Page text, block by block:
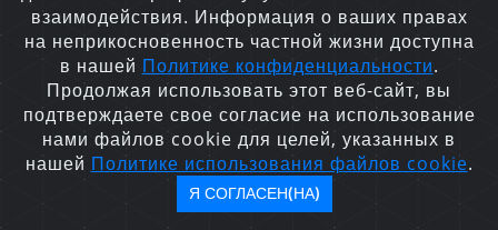
ЗАГРУЗИТЬ
взаимодействия. Информация о ваших правах
на неприкосновенность частной жизни доступна
в нашей Политике конфиденциальности.
Продолжая использовать этот веб-сайт, вы
подтверждаете свое согласие на использование
нами файлов cookie для целей, указанных в
нашей Политике использования файлов cookie.
Я СОГЛАСЕН(НА)